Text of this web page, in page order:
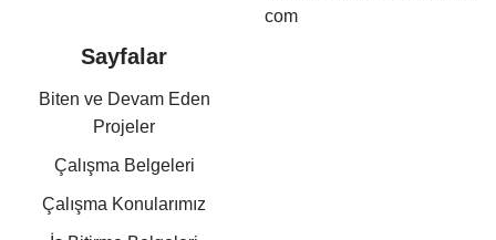
Söndürme Tesisatları
Basınçlı Hava ve Buhar
Tesisatları
Kat Kaloriferi Tesisatları
Güneş Enerjisi Sistemleri
Doğalgaz Tesisatları
com
Sayfalar
Biten ve Devam Eden
Projeler
Çalışma Belgeleri
Çalışma Konularımız